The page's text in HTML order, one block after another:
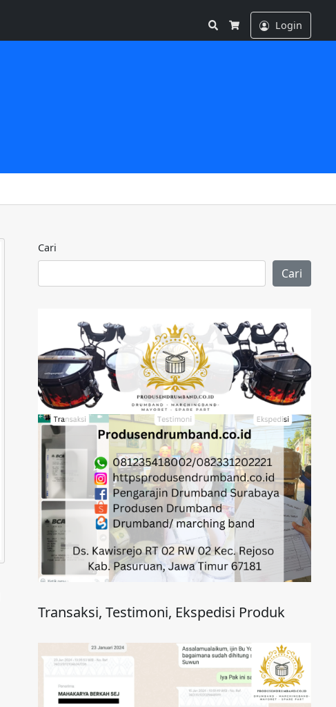
Search
Cart
Login
Cari
Cari
Transaksi, Testimoni, Ekspedisi Produk